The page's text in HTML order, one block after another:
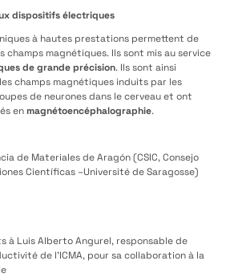
dispositifs électriques
à hautes prestations permettent de
magnétiques. Ils sont mis au service
de grande précision. Ils sont ainsi
champs magnétiques induits par les
de neurones dans le cerveau et ont
enmagnétoencéphalographie.
de Materiales de Aragón (CSIC, Consejo
Científicas –Université de Saragosse)
à Luis Alberto Angurel, responsable de
de l’ICMA, pour sa collaboration à la